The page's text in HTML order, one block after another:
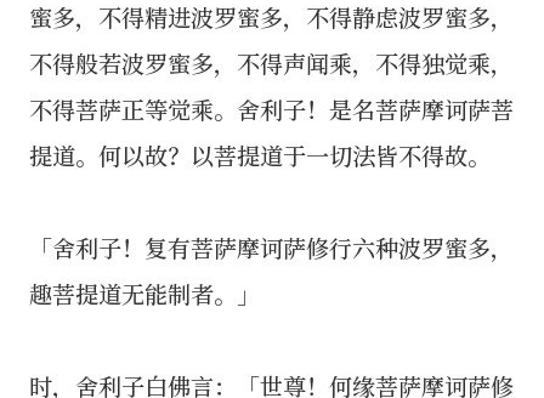
蜜多，不得精进波罗蜜多，不得静虑波罗蜜多，
不得般若波罗蜜多，不得声闻乘，不得独觉乘，
不得菩萨正等觉乘。舍利子！是名菩萨摩诃萨菩
提道。何以故？以菩提道于一切法皆不得故。
「舍利子！复有菩萨摩诃萨修行六种波罗蜜多，
趣菩提道无能制者。」
时，舍利子白佛言：「世尊！何缘菩萨摩诃萨修